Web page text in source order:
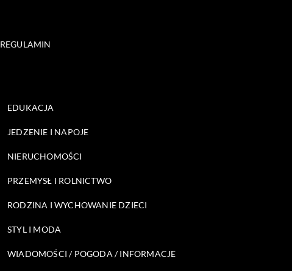
REGULAMIN
EDUKACJA
JEDZENIE I NAPOJE
NIERUCHOMOŚCI
PRZEMYSŁ I ROLNICTWO
RODZINA I WYCHOWANIE DZIECI
STYL I MODA
WIADOMOŚCI / POGODA / INFORMACJE